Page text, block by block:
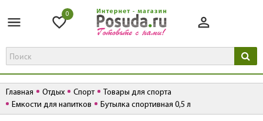
0
Главная Отдых Спорт
Товары для спорта
Емкости для напитков
Бутылка спортивная 0,5 л